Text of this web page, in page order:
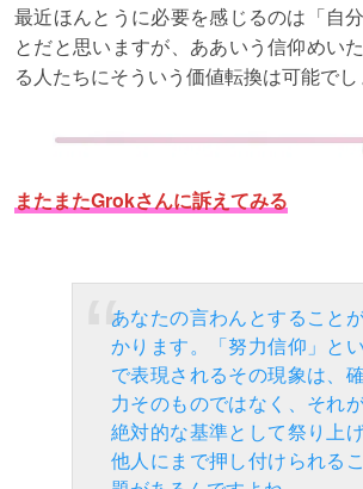
最近ほんとうに必要を感じるのは「自
とだと思いますが、ああいう信仰めい
る人たちにそういう価値転換は可能でし
またまたGrokさんに訴えてみる
あなたの言わんとすること
かります。「努力信仰」と
で表現されるその現象は、
力そのものではなく、それ
絶対的な基準として祭り上げ
他人にまで押し付けられる